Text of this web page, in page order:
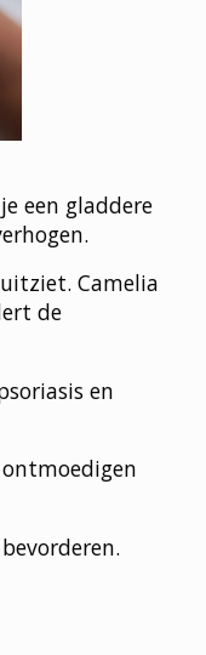
een gladdere
Camelia
de
en